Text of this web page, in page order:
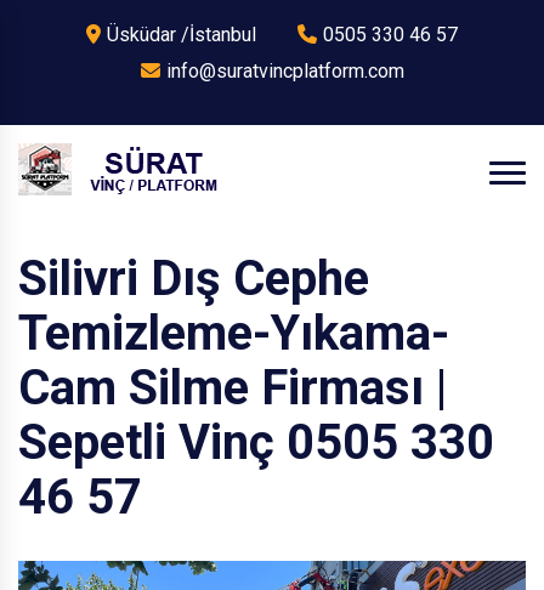
Üsküdar /İstanbul
0505 330 46 57
info@suratvincplatform.com
Silivri Dış Cephe
Temizleme-Yıkama-
Cam Silme Firması |
Sepetli Vinç 0505 330
46 57